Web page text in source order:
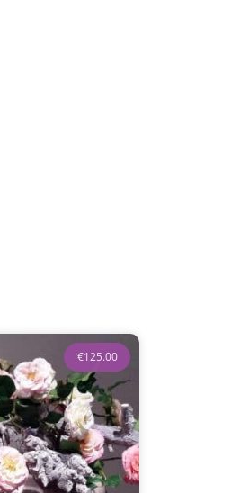
€125.00